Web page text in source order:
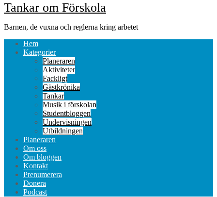
Tankar om Förskola
Barnen, de vuxna och reglerna kring arbetet
Hem
Kategorier
Planeraren
Aktiviteter
Fackligt
Gästkrönika
Tankar
Musik i förskolan
Studentbloggen
Undervisningen
Utbildningen
Planeraren
Om oss
Om bloggen
Kontakt
Prenumerera
Donera
Podcast